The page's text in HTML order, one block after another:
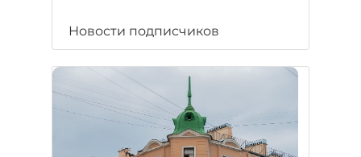
Новости подписчиков